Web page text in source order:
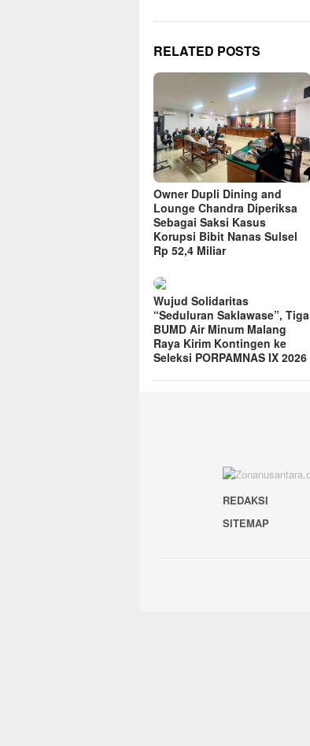
RELATED POSTS
Owner Dupli Dining and
Lounge Chandra Diperiksa
Sebagai Saksi Kasus
Korupsi Bibit Nanas Sulsel
Rp 52,4 Miliar
Wujud Solidaritas
“Seduluran Saklawase”, Tiga
BUMD Air Minum Malang
Raya Kirim Kontingen ke
Seleksi PORPAMNAS IX 2026
REDAKSI
SITEMAP